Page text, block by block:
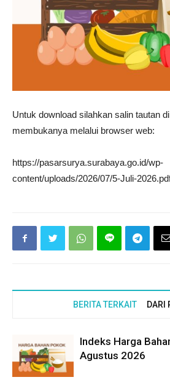
Untuk download silahkan salin tautan
membukanya melalui browser web:
https://pasarsurya.surabaya.go.id/wp-
content/uploads/2026/07/5-Juli-
BERITA TERKAIT DARI
Indeks Harga
Agustus 2026